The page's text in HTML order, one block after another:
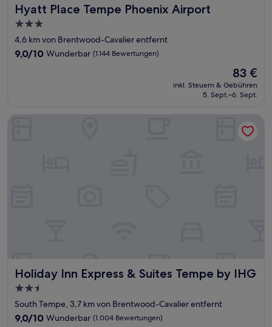
Hyatt Place Tempe Phoenix Airport
Hyatt Place Tempe Phoenix Airport
3.0-
Sterne-
Unterkunft
4,6 km von Brentwood-Cavalier entfernt
9.0
9,0/10 Wunderbar (1.144 Bewertungen)
Der
Preis
beträgt
83 €
inkl. Steuern & Gebühren
5. Sept.–6. Sept.
Holiday Inn Express & Suites Tempe by IHG
Holiday Inn Express & Suites Tempe by IHG
2.5-
Sterne-
Unterkunft
South Tempe, 3,7 km von Brentwood-Cavalier entfernt
9.0
9,0/10 Wunderbar (1.004 Bewertungen)
Holiday Inn Express & Suites Tempe by IHG